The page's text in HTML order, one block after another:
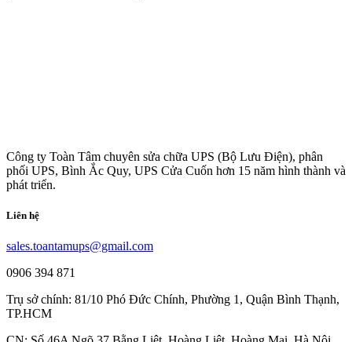
Công ty Toàn Tâm chuyên sửa chữa UPS (Bộ Lưu Điện), phân
phối UPS, Bình Ắc Quy, UPS Cửa Cuốn hơn 15 năm hình thành và
phát triển.
Liên hệ
sales.toantamups@gmail.com
0906 394 871
Trụ sở chính: 81/10 Phó Đức Chính, Phường 1, Quận Bình Thạnh,
TP.HCM